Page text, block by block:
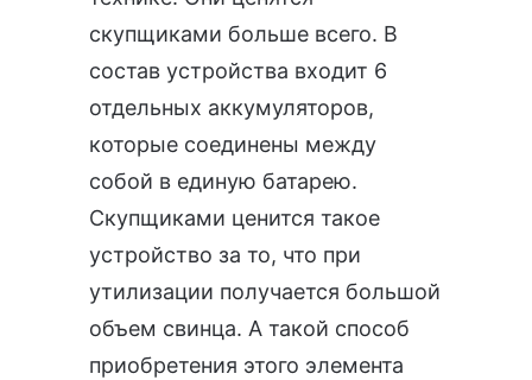
скупщиками больше всего. В
состав устройства входит 6
отдельных аккумуляторов,
которые соединены между
собой в единую батарею.
Скупщиками ценится такое
устройство за то, что при
утилизации получается большой
объем свинца. А такой способ
приобретения этого элемента